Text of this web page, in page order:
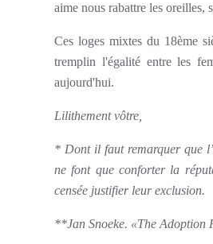
aime nous rabattre les oreilles,
Ces loges mixtes du 18ème
tremplin l'égalité entre les
aujourd'hui.
Lilithement vôtre,
* Dont il faut remarquer que
ne font que conforter la
censée justifier leur exclusion.
**Jan Snoeke. «The Adoption